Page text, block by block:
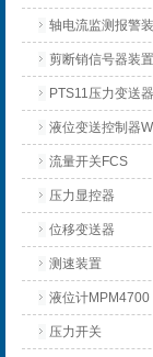
轴电流监测报警
剪断销信号器装置
PTS11压力变送器
液位变送控制器
流量开关FCS
压力显控器
位移变送器
测速装置
液位计MPM4700
压力开关